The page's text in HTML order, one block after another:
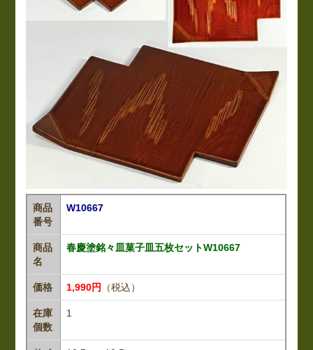
商品
番号
W10667
商品
名
春慶塗銘々皿菓子皿五枚セットW10667
価格 1,990円 （税込）
在庫
個数
1